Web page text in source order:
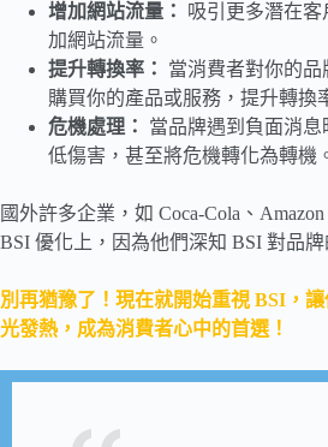
增加網站流量：
吸引更多潛在
加網站流量。
提升轉換率：
當消費者對你的
購買你的產品或服務，提升轉換
危機處理：
當品牌遇到負面消
低傷害，甚至將危機轉化為轉機
國外許多企業，如 Coca-Cola、
BSI 優化上，因為他們深知 BSI 對品牌
別再猶豫了！現在就開始重視 BSI，
光發熱，成為消費者心中的首選！